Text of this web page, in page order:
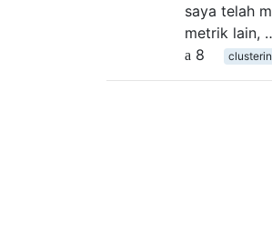
saya telah
metrik lain,
8